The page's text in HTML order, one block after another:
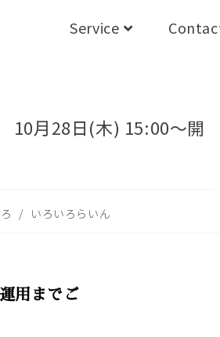
Service
10月28日(木) 15:00〜開
/ いろいろらいん
用までご